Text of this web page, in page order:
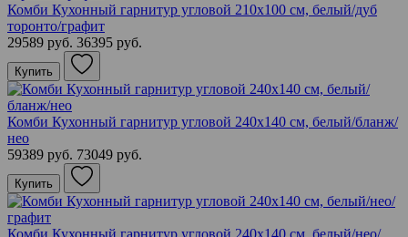
Комби Кухонный гарнитур угловой 210х100 см, белый/дуб
торонто/графит
29589 руб. 36395 руб.
Купить
Комби Кухонный гарнитур угловой 240х140 см, белый/бланж/
нео
59389 руб. 73049 руб.
Купить
Комби Кухонный гарнитур угловой 240х140 см, белый/нео/